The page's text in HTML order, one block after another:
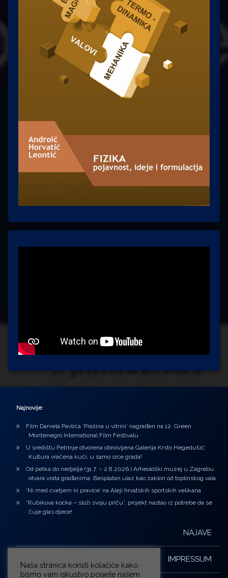
Najnovije:
Film Daniela Pavlića ‘Prašina u vitrini’ nagrađen na 12. Green
Montenegro International Film Festivalu
U središtu Petrinje otvorena obnovljena Galerija Krsto Hegedušić:
Kultura vraćena kući, u samo srce grada!
Od petka do nedjelje (31.7. – 2.8.2026.) Arheološki muzej u Zagrebu
otvara vrata građanima: Besplatan ulaz kao zaklon od toplinskog vala
‘Ni med cvetjem ni pravice’ na Aleji hrvatskih sportskih velikana
“Rubikova kocka – složi svoju priču”, projekt nastao iz potrebe da se
čuje glas djece!
NAJAVE
IMPRESSUM
Naša stranica koristi kolačiće kako
bismo vam iskustvo posjete našem